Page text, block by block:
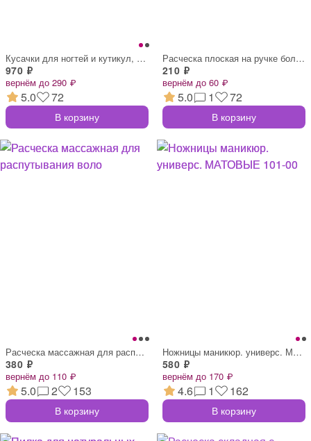
Кусачки для ногтей и кутикул, дл.10см, д
970 ₽
вернём до 290 ₽
5.0 72
В корзину
Расческа плоская на ручке большая, ЧЕРНА
210 ₽
вернём до 60 ₽
5.0 1 72
В корзину
Расческа массажная для распутывания воло
380 ₽
вернём до 110 ₽
5.0 2 153
В корзину
Ножницы маникюр. универс. МАТОВЫЕ 101-00
580 ₽
вернём до 170 ₽
4.6 1 162
В корзину